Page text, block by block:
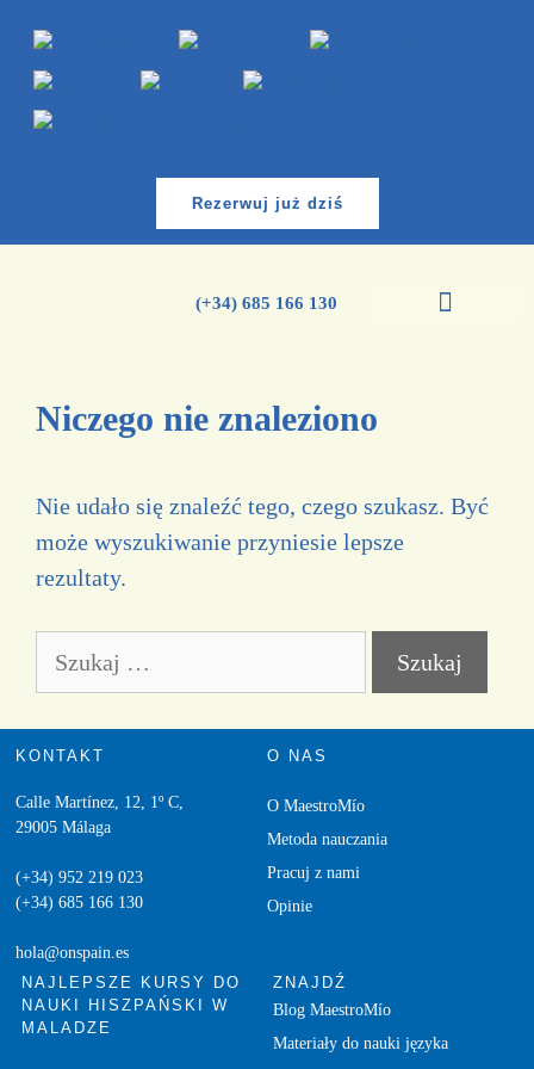
Rezerwuj już dziś
(+34) 685 166 130
Niczego nie znaleziono
Nie udało się znaleźć tego, czego szukasz. Być
może wyszukiwanie przyniesie lepsze
rezultaty.
KONTAKT
Calle Martínez, 12, 1º C,
29005 Málaga
(+34) 952 219 023
(+34) 685 166 130
hola@onspain.es
O NAS
O MaestroMío
Metoda nauczania
Pracuj z nami
Opinie
NAJLEPSZE KURSY DO
NAUKI HISZPAŃSKI W
MALADZE
ZNAJDŹ
Blog MaestroMío
Materiały do nauki języka